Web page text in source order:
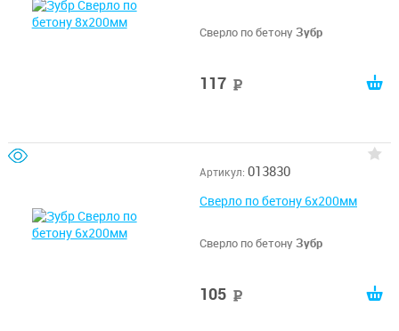
Сверло по бетону Зубр
117
Артикул: 013830
Сверло по бетону 6x200мм
Сверло по бетону Зубр
105